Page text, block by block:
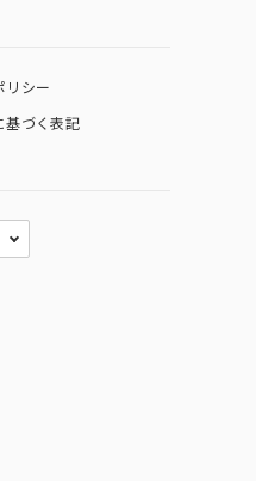
リシー
基づく表記